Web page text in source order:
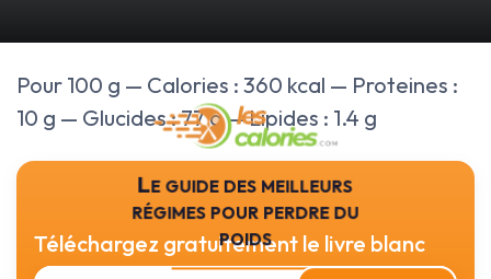
Pour 100 g — Calories : 360 kcal — Proteines :
10 g — Glucides : 77 g — Lipides : 1.4 g
Le guide des meilleurs
régimes pour perdre du
poids
Téléchargez gratuitement le livre blanc